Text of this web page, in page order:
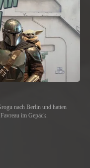
nach Berlin und hatten
im Gepäck.